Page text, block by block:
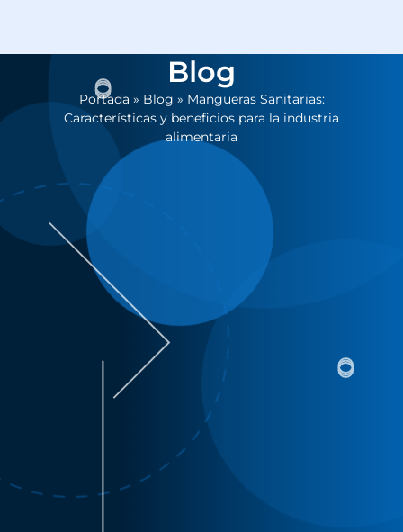
Blog
Portada » Blog » Mangueras Sanitarias:
Características y beneficios para la industria
alimentaria